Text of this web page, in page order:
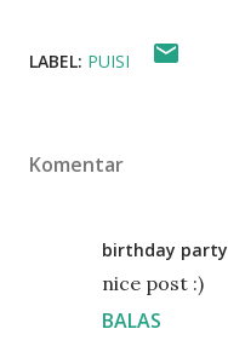
LABEL: PUISI
Komentar
birthday party
nice post :)
BALAS